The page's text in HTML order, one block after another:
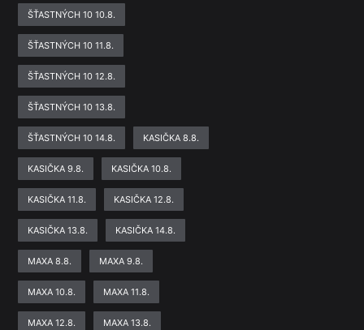
ŠŤASTNÝCH 10 10.8.
ŠŤASTNÝCH 10 11.8.
ŠŤASTNÝCH 10 12.8.
ŠŤASTNÝCH 10 13.8.
ŠŤASTNÝCH 10 14.8. KASIČKA 8.8.
KASIČKA 9.8. KASIČKA 10.8.
KASIČKA 11.8. KASIČKA 12.8.
KASIČKA 13.8. KASIČKA 14.8.
MAXA 8.8. MAXA 9.8.
MAXA 10.8. MAXA 11.8.
MAXA 12.8. MAXA 13.8.